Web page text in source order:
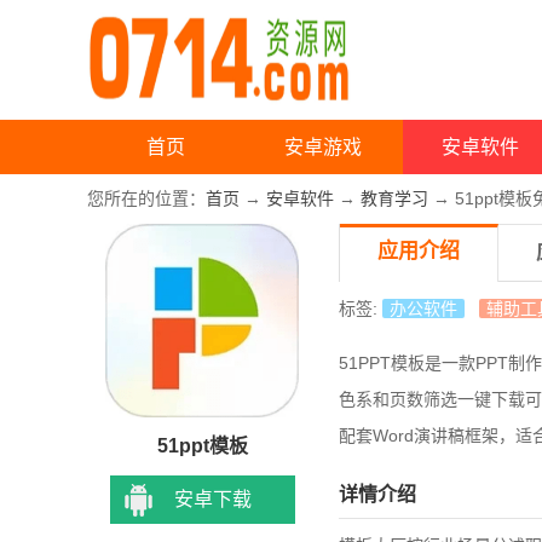
首页 安卓游戏 安卓软件
您所在的位置： 首页 → 安卓软件 → 教育学习 → 51ppt模板
51ppt模板
安卓下载
应用介绍
标签: 办公软件 辅助工
51PPT模板是一款PPT制
色系和页数筛选一键下载
配套Word演讲稿框架，适
详情介绍